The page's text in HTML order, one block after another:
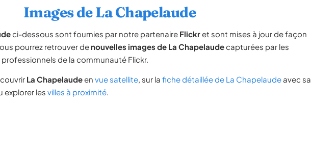
Images de La Chapelaude
ci-dessous sont fournies par notre partenaire Flickret sont mises à jour de façon
pourrez retrouver de nouvelles images de La Chapelaudecapturées par les
de la communauté Flickr.
La Chapelaudeen vue satellite, sur la fiche détaillée de La Chapelaude avec sa
explorer les villes à proximité.